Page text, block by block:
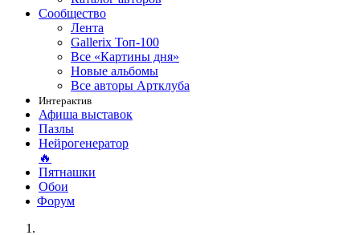
Сообщество
Лента
Gallerix Топ-100
Все «Картины дня»
Новые альбомы
Все авторы Артклуба
Интерактив
Афиша выставок
Пазлы
Нейрогенератор
🔥
Пятнашки
Обои
Форум